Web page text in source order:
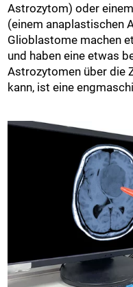
Astrozytom) oder
(einem anaplastischen
Glioblastome machen
und haben eine etwas
Astrozytomen über die
kann, ist eine